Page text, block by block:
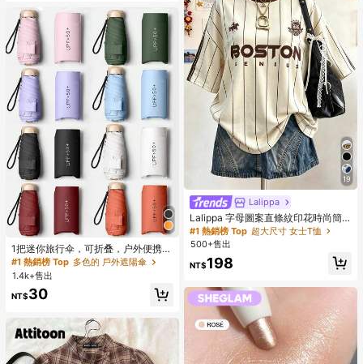
1把迷你旅行伞，可折叠，户外便携遮
阳伞，防紫外线遮阳伞，带收纳袋，
防晒，6根伞骨+加厚黑色防水涂层，
旅行必备，适合户外、旅行、夏季防
晒，防风防水
#1 熱銷榜 Top 多色的 戶外遮陽傘
1.4k+售出
NT$30
19
Lalippa
Lalippa 字母圖案直條紋印花時尚簡
約大版中長版圓領落肩女款T恤 朋友
禮物
#1 熱銷榜 Top 超大尺寸 女士T恤
500+售出
NT$198